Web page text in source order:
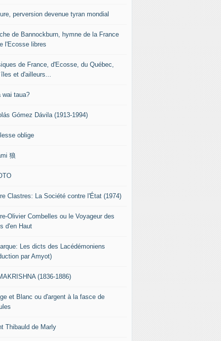
perversion devenue tyran mondial
de Bannockburn, hymne de la France
l'Ecosse libres
de France, d'Ecosse, du Québec,
et d'ailleurs...
wai taua?
Gómez Dávila (1913-1994)
oblige
狼
Clastres: La Société contre l'État (1974)
Olivier Combelles ou le Voyageur des
d'en Haut
Les dicts des Lacédémoniens
par Amyot)
(1836-1886)
et Blanc ou d'argent à la fasce de
Thibauld de Marly